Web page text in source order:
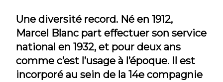
Une diversité record. Né en 1912,
Marcel Blanc part effectuer son service
national en 1932, et pour deux ans
comme c’est l’usage à l’époque. Il est
incorporé au sein de la 14e compagnie